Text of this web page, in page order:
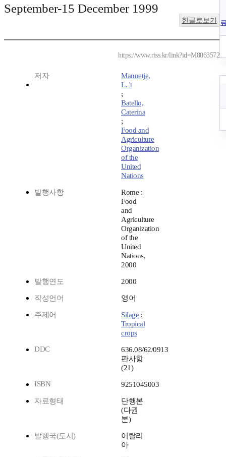
September-15 December 1999
한글로보기
https://www.riss.kr/link?id=M8063572
저자
Mannetje,
L. 't
;
Batello,
Caterina
;
Food and
Agriculture
Organization
of the
United
Nations
발행사항
Rome :
Food
and
Agriculture
Organization
of the
United
Nations,
2000
발행연도 2000
작성언어 영어
주제어 Silage ;
Tropical
crops
DDC
636.08/62/0913
판사항
(21)
ISBN
9251045003
자료형태
단행본
(다권
본)
발행국(도시)
이탈리
아